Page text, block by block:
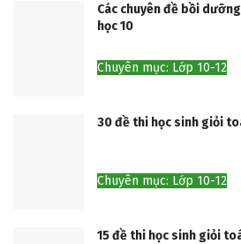
Các chuyên đề bồi
học 10
Chuyên mục: Lớp 10-12
30 đề thi học sinh giỏi
Chuyên mục: Lớp 10-12
15 đề thi học sinh giỏi